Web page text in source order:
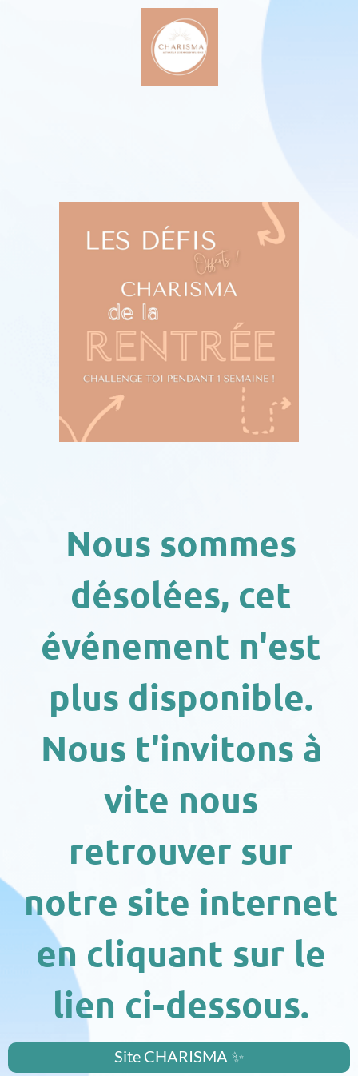
Nous sommes
désolées, cet
événement n'est
plus disponible.
Nous t'invitons à
vite nous
retrouver sur
notre site internet
en cliquant sur le
lien ci-dessous.
Site CHARISMA ✨